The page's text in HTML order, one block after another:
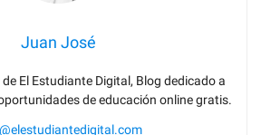
Juan José
El Estudiante Digital, Blog dedicado a
de educación online gratis.